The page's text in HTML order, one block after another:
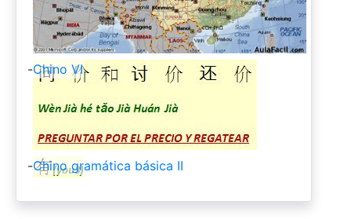
-Chino VI
-Chino gramática básica II